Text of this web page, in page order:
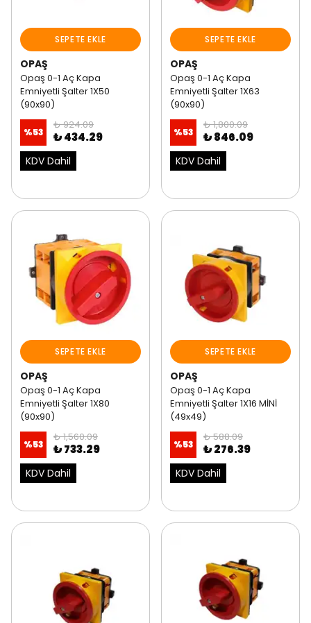
SEPETE EKLE
OPAŞ
Opaş 0-1 Aç Kapa
Emniyetli Şalter 1X50
(90x90)
%53
₺ 924.09
₺ 434.29
KDV Dahil
SEPETE EKLE
OPAŞ
Opaş 0-1 Aç Kapa
Emniyetli Şalter 1X63
(90x90)
%53
₺ 1,800.09
₺ 846.09
KDV Dahil
SEPETE EKLE
OPAŞ
Opaş 0-1 Aç Kapa
Emniyetli Şalter 1X80
(90x90)
%53
₺ 1,560.09
₺ 733.29
KDV Dahil
SEPETE EKLE
OPAŞ
Opaş 0-1 Aç Kapa
Emniyetli Şalter 1X16 MİNİ
(49x49)
%53
₺ 588.09
₺ 276.39
KDV Dahil